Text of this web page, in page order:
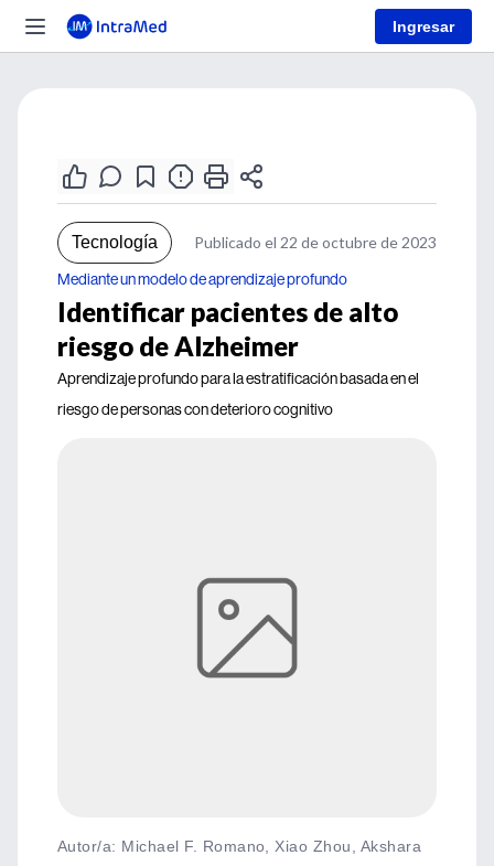
Ingresar
Tecnología Publicado el 22 de octubre de 2023
Mediante un modelo de aprendizaje profundo
Identificar pacientes de alto
riesgo de Alzheimer
Aprendizaje profundo para la estratificación basada en el
riesgo de personas con deterioro cognitivo
Autor/a: Michael F. Romano, Xiao Zhou, Akshara